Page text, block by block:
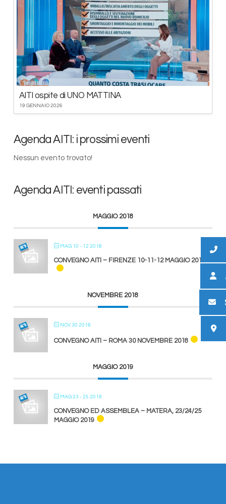
AITI ospite di UNO MATTINA
19 GENNAIO 2026
Agenda AITI: i prossimi eventi
Nessun evento trovato!
Agenda AITI: eventi passati
MAGGIO 2018
MAG 10 - 12 2018
CONVEGNO AITI – FIRENZE 10-11-12 MAGGIO 2018
NOVEMBRE 2018
NOV 30 2018
CONVEGNO AITI – ROMA 30 NOVEMBRE 2018
MAGGIO 2019
MAG 23 - 25 2019
CONVEGNO ED ASSEMBLEA – MATERA, 23/24/25
MAGGIO 2019